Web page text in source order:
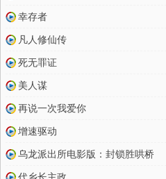
幸存者
凡人修仙传
死无罪证
美人谋
再说一次我爱你
增速驱动
乌龙派出所电影版：封锁胜哄桥